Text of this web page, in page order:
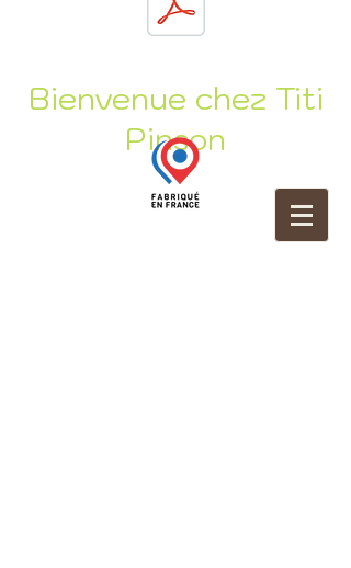
Bienvenue chez Titi
Pinson